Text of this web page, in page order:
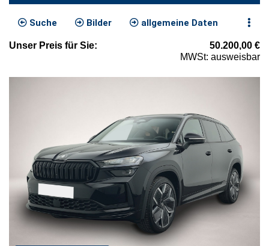
Suche Bilder allgemeine Daten
Unser Preis für Sie: 50.200,00 €
MWSt: ausweisbar